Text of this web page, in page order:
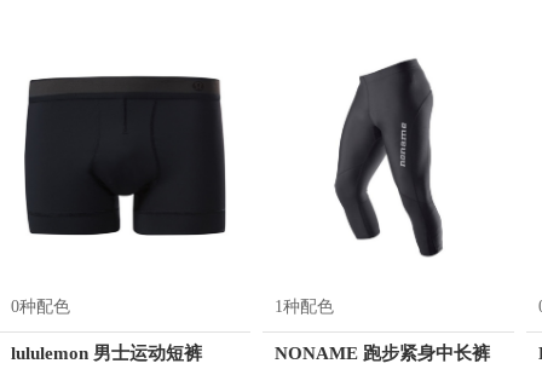
0种配色
lululemon 男士运动短裤
1种配色
NONAME 跑步紧身中长裤